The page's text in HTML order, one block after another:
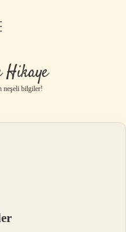
Hikaye
neşeli bilgiler!